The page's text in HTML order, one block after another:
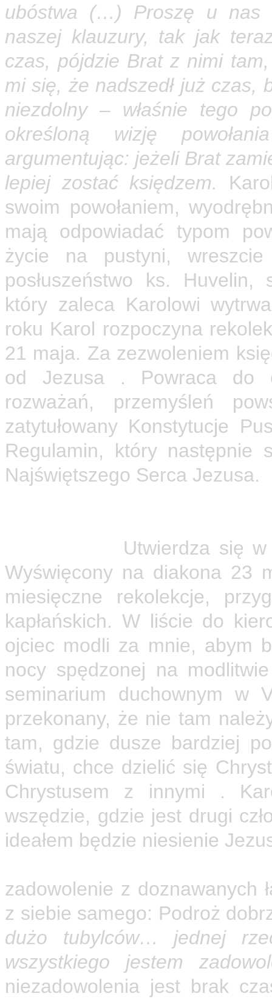
ubóstwa (…) Proszę u nas
naszej klauzury, tak jak
czas, pójdzie Brat z nimi
mi się, że nadszedł już
niezdolny – właśnie tego
określoną wizję
argumentując: jeżeli Brat
lepiej zostać księdzem.
swoim powołaniem,
mają odpowiadać typom
życie na pustyni,
posłuszeństwo ks. Huvelin,
który zaleca Karolowi
roku Karol rozpoczyna
21 maja. Za zezwoleniem
od Jezusa . Powraca do
rozważań, przemyśleń
zatytułowany Konstytucje
Regulamin, który następnie
Najświętszego Serca Jezusa.
Utwierdza się
Wyświęcony na diakona 23
miesięczne rekolekcje,
kapłańskich. W liście do
ojciec modli za mnie, abym
nocy spędzonej na
seminarium duchownym w
przekonany, że nie tam
tam, gdzie dusze bardziej
światu, chce dzielić się
Chrystusem z innymi .
wszędzie, gdzie jest drugi
ideałem będzie niesienie
zadowolenie z doznawanych
z siebie samego: Podroż
dużo tubylców… jednej
wszystkiego jestem
niezadowolenia jest brak